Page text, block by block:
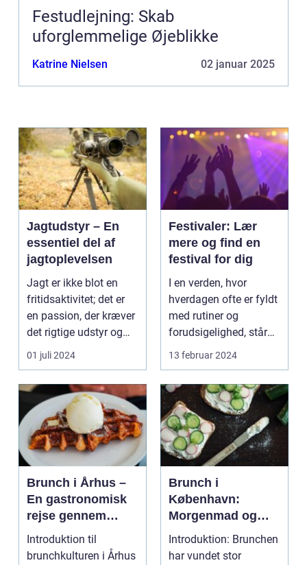
Festudlejning: Skab
uforglemmelige Øjeblikke
Katrine Nielsen 02 januar 2025
Jagtudstyr – En
essentiel del af
jagtoplevelsen
Jagt er ikke blot en
fritidsaktivitet; det er
en passion, der kræver
det rigtige udstyr og
for...
01 juli 2024
Festivaler: Lær
mere og find en
festival for dig
I en verden, hvor
hverdagen ofte er fyldt
med rutiner og
forudsigelighed, står
festivaler som farver...
13 februar 2024
Brunch i Århus –
En gastronomisk
rejse gennem
byens bedste
morgenmadsspot
Introduktion til
brunchkulturen i Århus
Brunch i
København:
Morgenmad og
frokost i perfekt
harmoni
Introduktion: Brunchen
har vundet stor